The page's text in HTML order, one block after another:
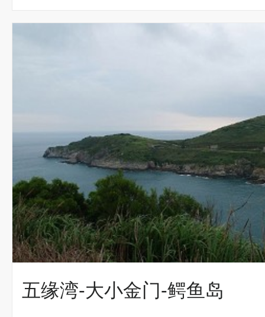
五缘湾-大小金门-鳄鱼岛